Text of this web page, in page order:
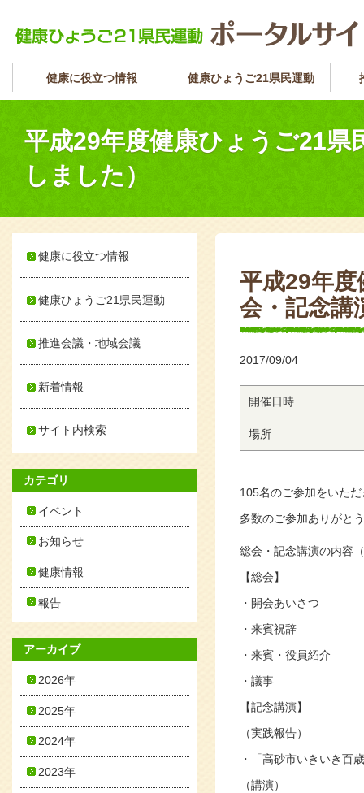
健康に役立つ情報 健康ひょうご21県民運動
平成29年度健康ひょうご21県
しました）
平成29年
会・記念講
2017/09/04
開催日時
場所
105名のご参加をいた
多数のご参加ありがと
総会・記念講演の内容
【総会】
・開会あいさつ
・来賓祝辞
・来賓・役員紹介
・議事
【記念講演】
（実践報告）
・「高砂市いきいき百
（講演）
健康に役立つ情報
健康ひょうご21県民運動
推進会議・地域会議
新着情報
サイト内検索
カテゴリ
イベント
お知らせ
健康情報
報告
アーカイブ
2026年
2025年
2024年
2023年